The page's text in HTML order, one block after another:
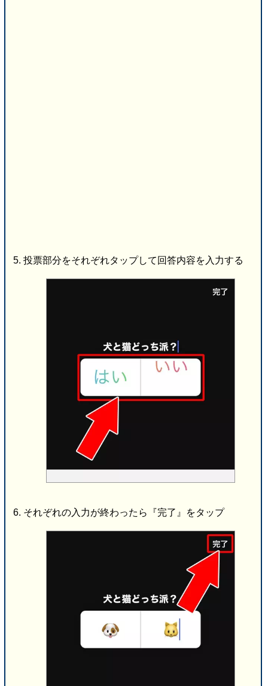
投票部分をそれぞれタップして回答内容を入力する
それぞれの入力が終わったら『完了』をタップ